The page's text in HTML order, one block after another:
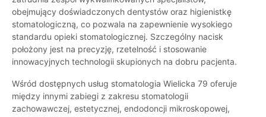
obejmujący doświadczonych dentystów oraz higienistkę
stomatologiczną, co pozwala na zapewnienie wysokiego
standardu opieki stomatologicznej. Szczególny nacisk
położony jest na precyzję, rzetelność i stosowanie
innowacyjnych technologii skupionych na dobru pacjenta.
Wśród dostępnych usług stomatologia Wielicka 79 oferuje
między innymi zabiegi z zakresu stomatologii
zachowawczej, estetycznej, endodoncji mikroskopowej,